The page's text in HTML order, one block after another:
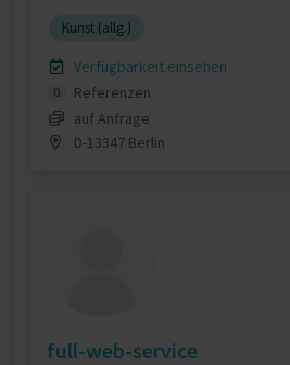
Kunst (allg.)
Verfügbarkeit einsehen
0
Referenzen
auf Anfrage
D-13347 Berlin
full-web-service